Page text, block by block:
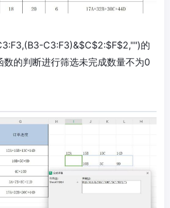
C3:F3)&$C$2:$F$2,"")的
数的判断进行筛选未完成数量不为0